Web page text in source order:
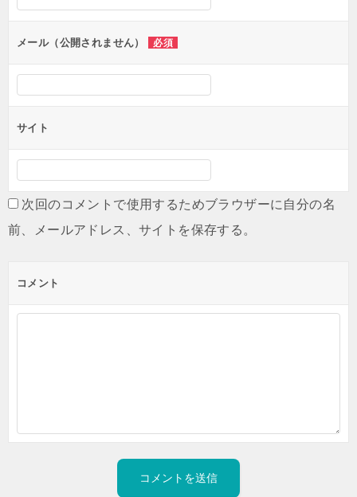
ョ
ンメール（公開されません） 必須
サイト
次回のコメントで使用するためブラウザーに自分の名
前、メールアドレス、サイトを保存する。
コメント